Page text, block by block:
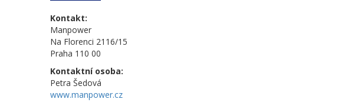
Kontakt:
Manpower
Na Florenci 2116/15
Praha 110 00
Kontaktní osoba:
Petra Šedová
www.manpower.cz